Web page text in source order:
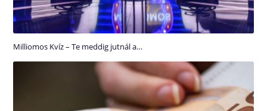
Milliomos Kvíz – Te meddig jutnál a…